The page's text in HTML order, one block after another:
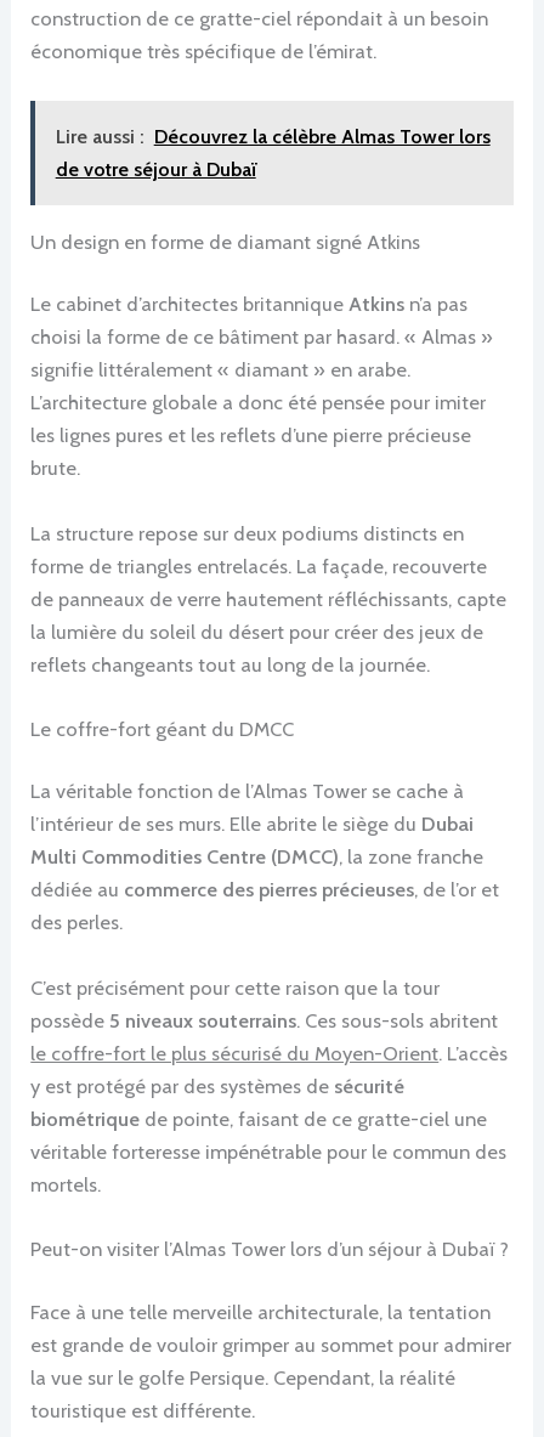
construction de ce gratte-ciel répondait à un besoin
économique très spécifique de l’émirat.
Lire aussi : Découvrez la célèbre Almas Tower lors
de votre séjour à Dubaï
Un design en forme de diamant signé Atkins
Le cabinet d’architectes britanniqueAtkins n’a pas
choisi la forme de ce bâtiment par hasard. « Almas »
signifie littéralement « diamant » en arabe.
L’architecture globale a donc été pensée pour imiter
les lignes pures et les reflets d’une pierre précieuse
brute.
La structure repose sur deux podiums distincts en
forme de triangles entrelacés. La façade, recouverte
de panneaux de verre hautement réfléchissants, capte
la lumière du soleil du désert pour créer des jeux de
reflets changeants tout au long de la journée.
Le coffre-fort géant du DMCC
La véritable fonction de l’Almas Tower se cache à
l’intérieur de ses murs. Elle abrite le siège du Dubai
Multi Commodities Centre (DMCC), la zone franche
dédiée au commerce des pierres précieuses, de l’or et
des perles.
C’est précisément pour cette raison que la tour
possède 5 niveaux souterrains. Ces sous-sols abritent
le coffre-fort le plus sécurisé du Moyen-Orient. L’accès
y est protégé par des systèmes de sécurité
biométrique de pointe, faisant de ce gratte-ciel une
véritable forteresse impénétrable pour le commun des
mortels.
Peut-on visiter l’Almas Tower lors d’un séjour à Dubaï ?
Face à une telle merveille architecturale, la tentation
est grande de vouloir grimper au sommet pour admirer
la vue sur le golfe Persique. Cependant, la réalité
touristique est différente.